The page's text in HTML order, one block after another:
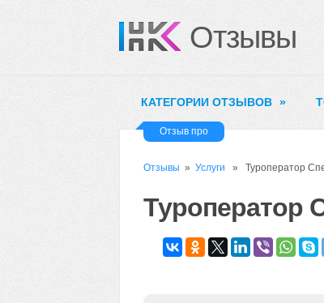
Отзывы
КАТЕГОРИИ ОТЗЫВОВ »
Отзыв про
Отзывы » Услуги » Туроператор
Туроператор